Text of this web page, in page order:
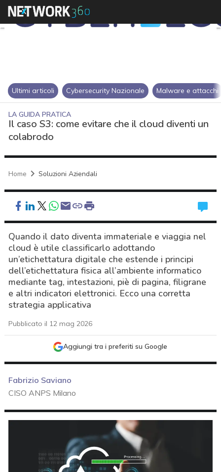
Ultimi articoli Cybersecurity Nazionale Malware e attacchi
LA GUIDA PRATICA
Il caso S3: come evitare che il cloud diventi un
colabrodo
Home Soluzioni Aziendali
Quando il dato diventa immateriale e viaggia nel
cloud è utile classificarlo adottando
un’etichettatura digitale che estende i principi
dell’etichettatura fisica all’ambiente informatico
mediante tag, intestazioni, piè di pagina, filigrane
e altri indicatori elettronici. Ecco una corretta
strategia applicativa
Pubblicato il 12 mag 2026
Aggiungi tra i preferiti su Google
Fabrizio Saviano
CISO ANPS Milano